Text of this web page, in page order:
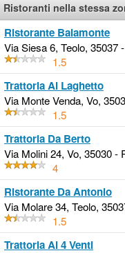
Ristoranti nella stessa
Ristorante Baiamonte
Via Siesa 6, Teolo, 35037
1.5
Trattoria Al Laghetto
Via Monte Venda, Vo,
1.5
Trattoria Da Berto
Via Molini 24, Vo, 35030 -
4
Ristorante Da Antonio
Via Molare 34, Teolo,
1.5
Trattoria Ai 4 Venti